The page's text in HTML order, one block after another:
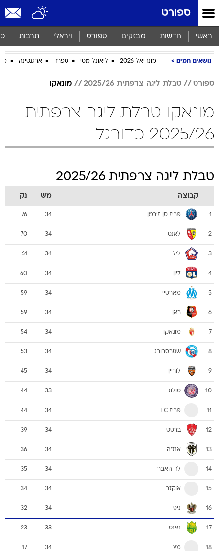
ספורט
ראשי חדשות מבזקים ספורט ויראלי תרבות
נושאים חמים מונדיאל 2026 ליאונל מסי ספרד ארגנטינה
ספורט טבלת ליגה צרפתית 2025/26 מונאקו
מונאקו טבלת ליגה צרפתית
2025/26 כדורגל
טבלת ליגה צרפתית 2025/26
קבוצה מש נק
1 פריז סן ז'רמן 34
76
2 לאנס 34
70
3 ליל 34
61
4 ליון 34
60
5 מארסיי 34
59
6 ראן 34
59
7 מונאקו 34
54
8 שטרסבורג 34
53
9 לוריין 34
45
10 טולוז 33
44
11 פריז FC 34
44
12 ברסט 34
39
13 אנז'ה 34
36
14 לה האבר 34
35
15 אוקזר 34
34
16 ניס 34
32
17 נאנט 33
23
18 מץ 34
17